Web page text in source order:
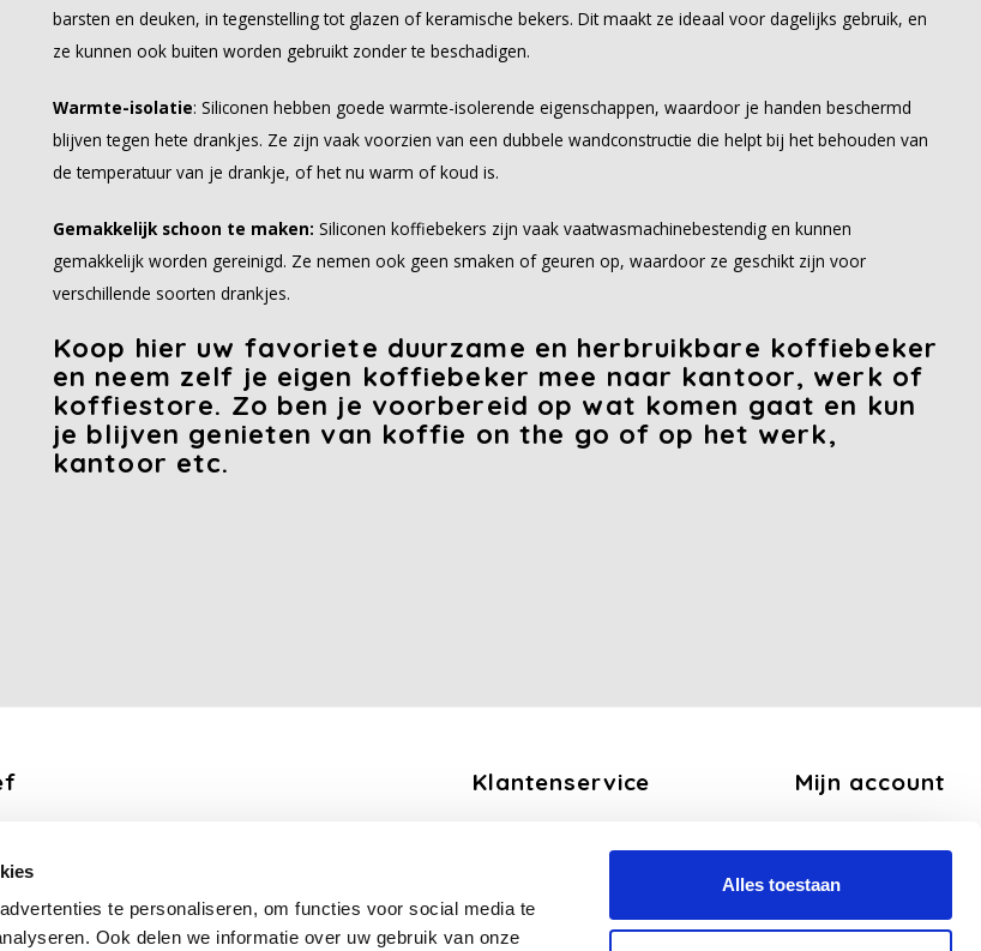
te personaliseren, om functies voor social media te
Ook delen we informatie over uw gebruik van onze
Alles toestaan
barsten en deuken, in tegenstelling tot glazen of keramische bekers. Dit maakt ze ideaal voor dagelijks gebruik, en
ze kunnen ook buiten worden gebruikt zonder te beschadigen.
Warmte-isolatie: Siliconen hebben goede warmte-isolerende eigenschappen, waardoor je handen beschermd
blijven tegen hete drankjes. Ze zijn vaak voorzien van een dubbele wandconstructie die helpt bij het behouden van
de temperatuur van je drankje, of het nu warm of koud is.
Gemakkelijk schoon te maken: Siliconen koffiebekers zijn vaak vaatwasmachinebestendig en kunnen
gemakkelijk worden gereinigd. Ze nemen ook geen smaken of geuren op, waardoor ze geschikt zijn voor
verschillende soorten drankjes.
Koop hier uw favoriete duurzame en herbruikbare koffiebeker
en neem zelf je eigen koffiebeker mee naar kantoor, werk of
koffiestore. Zo ben je voorbereid op wat komen gaat en kun
je blijven genieten van koffie on the go of op het werk,
kantoor etc.
Klantenservice Mijn account
Mijn tickets
Mijn verlanglijst